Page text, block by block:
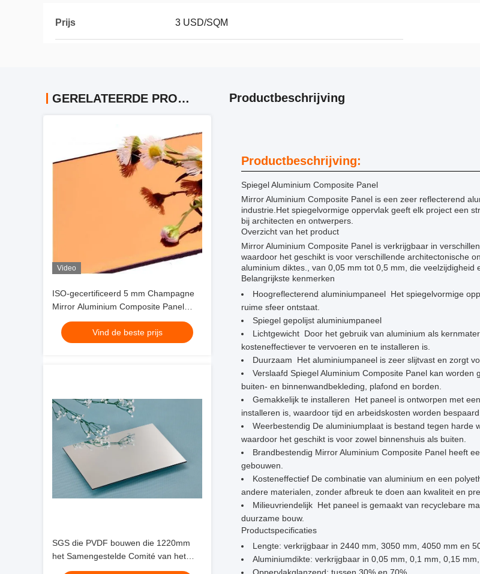
Prijs 3 USD/SQM
GERELATEERDE PRODUCTEN
Video
ISO-gecertificeerd 5 mm Champagne
Mirror Aluminium Composite Panel
voor architectonisch ontwerp
Vind de beste prijs
SGS die PVDF bouwen die 1220mm
het Samengestelde Comité van het
Spiegelaluminium met een laag
Productbeschrijving
Productbeschrijving:
Spiegel Aluminium Composite Panel
Mirror Aluminium Composite Panel is een zeer reflecterend
industrie.Het spiegelvormige oppervlak geeft elk project een
bij architecten en ontwerpers.
Overzicht van het product
Mirror Aluminium Composite Panel is verkrijgbaar in
waardoor het geschikt is voor verschillende architectonische
aluminium diktes., van 0,05 mm tot 0,5 mm, die veelzijdigheid
Belangrijkste kenmerken
Hoogreflecterend aluminiumpaneel ️ Het spiegelvormige
ruime sfeer ontstaat.
Spiegel gepolijst aluminiumpaneel
Lichtgewicht ️ Door het gebruik van aluminium als
kosteneffectiever te vervoeren en te installeren is.
Duurzaam ️ Het aluminiumpaneel is zeer slijtvast en zorgt
Verslaafd Spiegel Aluminium Composite Panel kan
buiten- en binnenwandbekleding, plafond en borden.
Gemakkelijk te installeren ️ Het paneel is ontworpen met
installeren is, waardoor tijd en arbeidskosten worden bespaard.
Weerbestendig De aluminiumplaat is bestand tegen harde
waardoor het geschikt is voor zowel binnenshuis als buiten.
Brandbestendig Mirror Aluminium Composite Panel heeft
gebouwen.
Kosteneffectief De combinatie van aluminium en een
andere materialen, zonder afbreuk te doen aan kwaliteit en
Milieuvriendelijk ️ Het paneel is gemaakt van recyclebare
duurzame bouw.
Productspecificaties
Lengte: verkrijgbaar in 2440 mm, 3050 mm, 4050 mm en
Aluminiumdikte: verkrijgbaar in 0,05 mm, 0,1 mm, 0,15